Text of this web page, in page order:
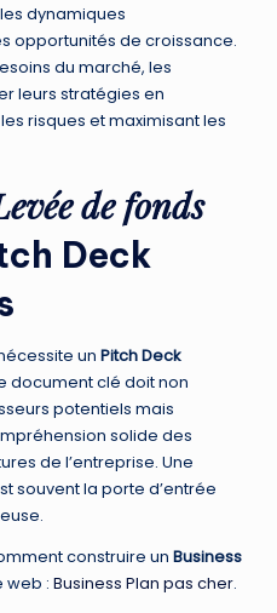
dynamiques
opportunités de croissance.
du marché, les
leurs stratégies en
risques et maximisant les
de fonds
Deck
un Pitch Deck
document clé doit non
potentiels mais
solide des
de l’entreprise. Une
souvent la porte d’entrée
construire un Business
web : Business Plan pas cher.